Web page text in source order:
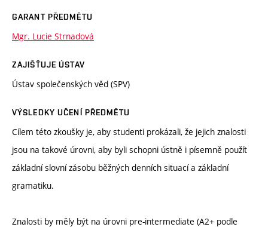
GARANT PŘEDMĚTU
Mgr. Lucie Strnadová
ZAJIŠŤUJE ÚSTAV
Ústav společenských věd (SPV)
VÝSLEDKY UČENÍ PŘEDMĚTU
Cílem této zkoušky je, aby studenti prokázali, že jejich znalosti
jsou na takové úrovni, aby byli schopni ústně i písemně použít
základní slovní zásobu běžných denních situací a základní
gramatiku.
Znalosti by měly být na úrovni pre-intermediate (A2+ podle